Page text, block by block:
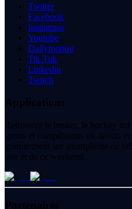
Twitter
Facebook
Instagram
Youtube
Dailymotion
Tik Tok
Linkedin
Twitch
Applications
Retrouvez le basket, le hockey
sports et compétitions en directs
gratuitement sur smartphone ou
soir et de ce weekend.
Partenaires